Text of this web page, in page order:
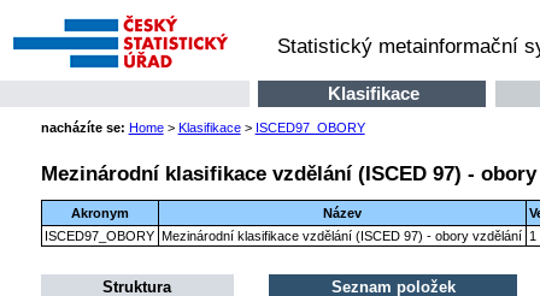
Statistický metainformační
Klasifikace
nacházíte se: Home> Klasifikace> ISCED97_OBORY
Mezinárodní klasifikace vzdělání (ISCED 97) -
Akronym Název
ISCED97_OBORY Mezinárodní klasifikace vzdělání (ISCED 97) - obory vzdělání 1
Struktura Seznam položek